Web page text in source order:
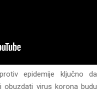
epidemije ključno da
virus korona budu